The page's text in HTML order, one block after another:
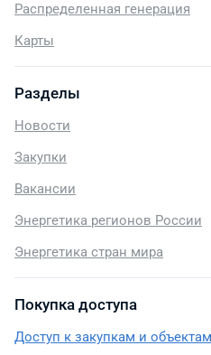
Распределенная генерация
Карты
Разделы
Новости
Закупки
Вакансии
Энергетика регионов России
Энергетика стран мира
Покупка доступа
Доступ к закупкам и